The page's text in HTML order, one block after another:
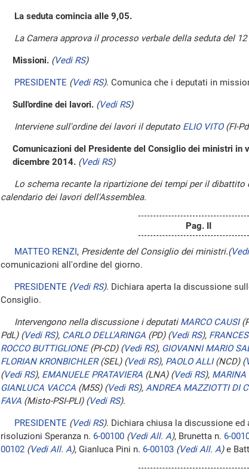
La seduta comincia alle 9,05.
La Camera approva il processo verbale della seduta del
Missioni. (Vedi RS)
PRESIDENTE (Vedi RS). Comunica che i deputati in
Sull'ordine dei lavori. (Vedi RS)
Interviene sull'ordine dei lavori il deputato ELIO VITO(FI-
Comunicazioni del Presidente del Consiglio dei ministri in
dicembre 2014. (Vedi RS)
Lo schema recante la ripartizione dei tempi per il
calendario dei lavori dell'Assemblea.
Pag. II
MATTEO RENZI, Presidente del Consiglio dei ministri.(
comunicazioni all'ordine del giorno.
PRESIDENTE (Vedi RS). Dichiara aperta la discussione
Consiglio.
Intervengono nella discussione i deputati MARCO CAUSI
PdL) (Vedi RS), CARLO DELL'ARINGA (PD) (Vedi RS),
ROCCO BUTTIGLIONE(PI-CD) (Vedi RS), GIOVANNI MARIO
FLORIAN KRONBICHLER(SEL) (Vedi RS), PAOLO ALLI(NCD) (
(Vedi RS), EMANUELE PRATAVIERA (LNA) (Vedi RS), MARINA
GIANLUCA VACCA (M5S) (Vedi RS), ANDREA MAZZIOTTI DI
FAVA (Misto-PSI-PLI) (Vedi RS).
PRESIDENTE (Vedi RS). Dichiara chiusa la discussione
risoluzioni Speranza n. 6-00100 (Vedi All. A), Brunetta n. 6-
00102 (Vedi All. A), Gianluca Pini n. 6-00103 (Vedi All. A)e